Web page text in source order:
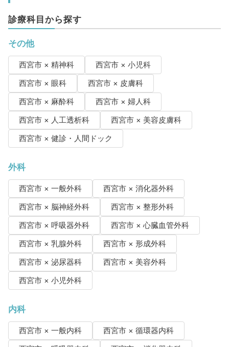
診療科目から探す
その他
西宮市 × 精神科
西宮市 × 小児科
西宮市 × 眼科
西宮市 × 皮膚科
西宮市 × 麻酔科
西宮市 × 婦人科
西宮市 × 人工透析科
西宮市 × 美容皮膚科
西宮市 × 健診・人間ドック
外科
西宮市 × 一般外科
西宮市 × 消化器外科
西宮市 × 脳神経外科
西宮市 × 整形外科
西宮市 × 呼吸器外科
西宮市 × 心臓血管外科
西宮市 × 乳腺外科
西宮市 × 形成外科
西宮市 × 泌尿器科
西宮市 × 美容外科
西宮市 × 小児外科
内科
西宮市 × 一般内科
西宮市 × 循環器内科